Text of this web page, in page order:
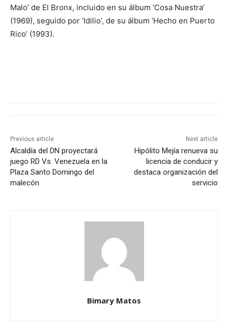
Malo’ de El Bronx, incluido en su álbum ‘Cosa Nuestra’
(1969), seguido por ‘Idilio’, de su álbum ‘Hecho en Puerto
Rico’ (1993).
Previous article
Alcaldía del DN proyectará
juego RD Vs. Venezuela en la
Plaza Santo Domingo del
malecón
Next article
Hipólito Mejía renueva su
licencia de conducir y
destaca organización del
servicio
Bimary Matos